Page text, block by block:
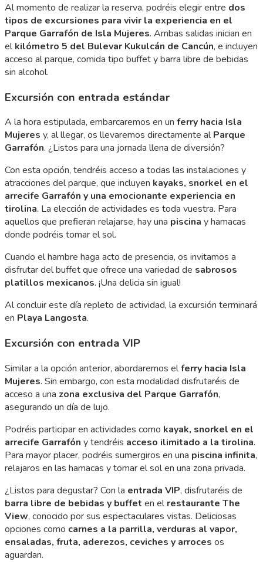
Al momento de realizar la reserva, podréis elegir entre dos
tipos de excursiones para vivir la experiencia en el
Parque Garrafón de Isla Mujeres. Ambas salidas inician en
elkilómetro 5 del Bulevar Kukulcán de Cancún, e incluyen
acceso al parque, comida tipo buffet y barra libre de bebidas
sin alcohol.
Excursión con entrada estándar
A la hora estipulada, embarcaremos en un ferry hacia Isla
Mujeres y, al llegar, os llevaremos directamente alParque
Garrafón. ¿Listos para una jornada llena de diversión?
Con esta opción, tendréis acceso a todas las instalaciones y
atracciones del parque, que incluyen kayaks, snorkel en el
arrecife Garrafón y una emocionante experiencia en
tirolina. La elección de actividades es toda vuestra. Para
aquellos que prefieran relajarse, hay una piscina y hamacas
donde podréis tomar el sol.
Cuando el hambre haga acto de presencia, os invitamos a
disfrutar del buffet que ofrece una variedad de sabrosos
platillos mexicanos. ¡Una delicia sin igual!
Al concluir este día repleto de actividad, la excursión terminará
en Playa Langosta.
Excursión con entrada VIP
Similar a la opción anterior, abordaremos elferry hacia Isla
Mujeres. Sin embargo, con esta modalidad disfrutaréis de
acceso a una zona exclusiva del Parque Garrafón,
asegurando un día de lujo.
Podréis participar en actividades como kayak, snorkel en el
arrecife Garrafón y tendréis acceso ilimitado a la tirolina.
Para mayor placer, podréis sumergiros en una piscina infinita,
relajaros en las hamacas y tomar el sol en una zona privada.
¿Listos para degustar? Con la entrada VIP, disfrutaréis de
barra libre de bebidas y buffet en elrestaurante The
View, conocido por sus espectaculares vistas. Deliciosas
opciones como carnes a la parrilla, verduras al vapor,
ensaladas, fruta, aderezos, ceviches y arroces os
aguardan.